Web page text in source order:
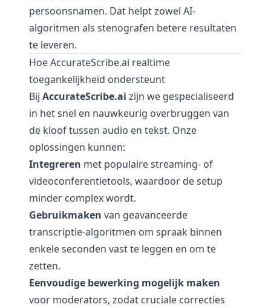
persoonsnamen. Dat helpt zowel AI-
algoritmen als stenografen betere resultaten
te leveren.
Hoe AccurateScribe.ai realtime
toegankelijkheid ondersteunt
Bij AccurateScribe.ai zijn we gespecialiseerd
in het snel en nauwkeurig overbruggen van
de kloof tussen audio en tekst. Onze
oplossingen kunnen:
Integreren met populaire streaming- of
videoconferentietools, waardoor de setup
minder complex wordt.
Gebruikmaken van geavanceerde
transcriptie-algoritmen om spraak binnen
enkele seconden vast te leggen en om te
zetten.
Eenvoudige bewerking mogelijk maken
voor moderators, zodat cruciale correcties